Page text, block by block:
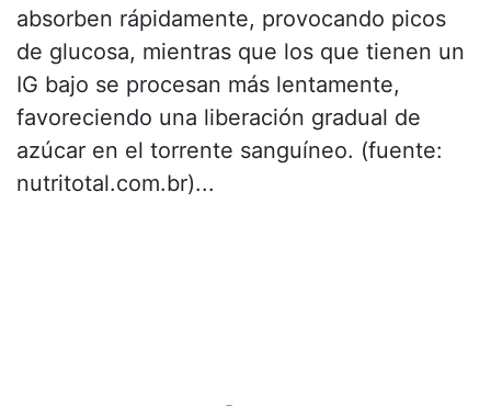
absorben rápidamente, provocando picos
de glucosa, mientras que los que tienen un
IG bajo se procesan más lentamente,
favoreciendo una liberación gradual de
azúcar en el torrente sanguíneo. (fuente:
nutritotal.com.br)...